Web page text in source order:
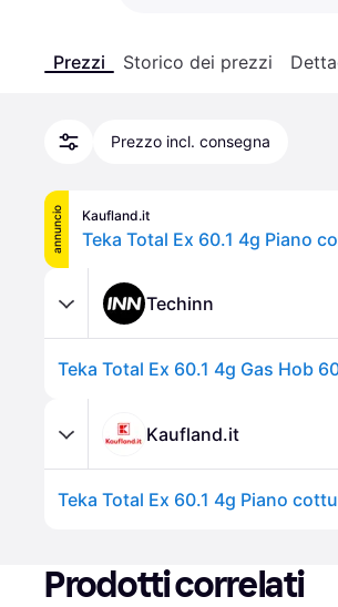
Prezzi Storico dei prezzi
Prezzo incl. consegna
annuncio Kaufland.it
Techinn
Teka Total Ex 60.1 4g Gas Hob
Kaufland.it
Prodotti correlati